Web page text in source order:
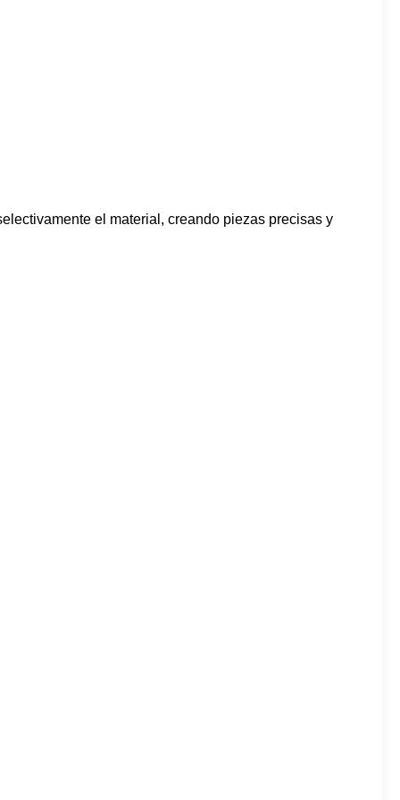
el material, creando piezas precisas y